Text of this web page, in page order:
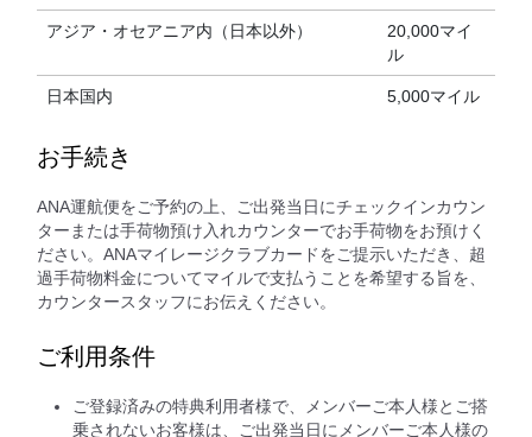
アジア・オセアニア内（日本以外）
20,000マイ
ル
日本国内 5,000マイル
お手続き
ANA運航便をご予約の上、ご出発当日にチェックインカウン
ターまたは手荷物預け入れカウンターでお手荷物をお預けく
ださい。ANAマイレージクラブカードをご提示いただき、超
過手荷物料金についてマイルで支払うことを希望する旨を、
カウンタースタッフにお伝えください。
ご利用条件
ご登録済みの特典利用者様で、メンバーご本人様とご搭
乗されないお客様は、ご出発当日にメンバーご本人様の